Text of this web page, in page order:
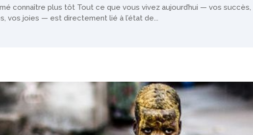
connaître plus tôt Tout ce que vous vivez aujourd’hui — vos succès,
vos joies — est directement lié à l’état de...